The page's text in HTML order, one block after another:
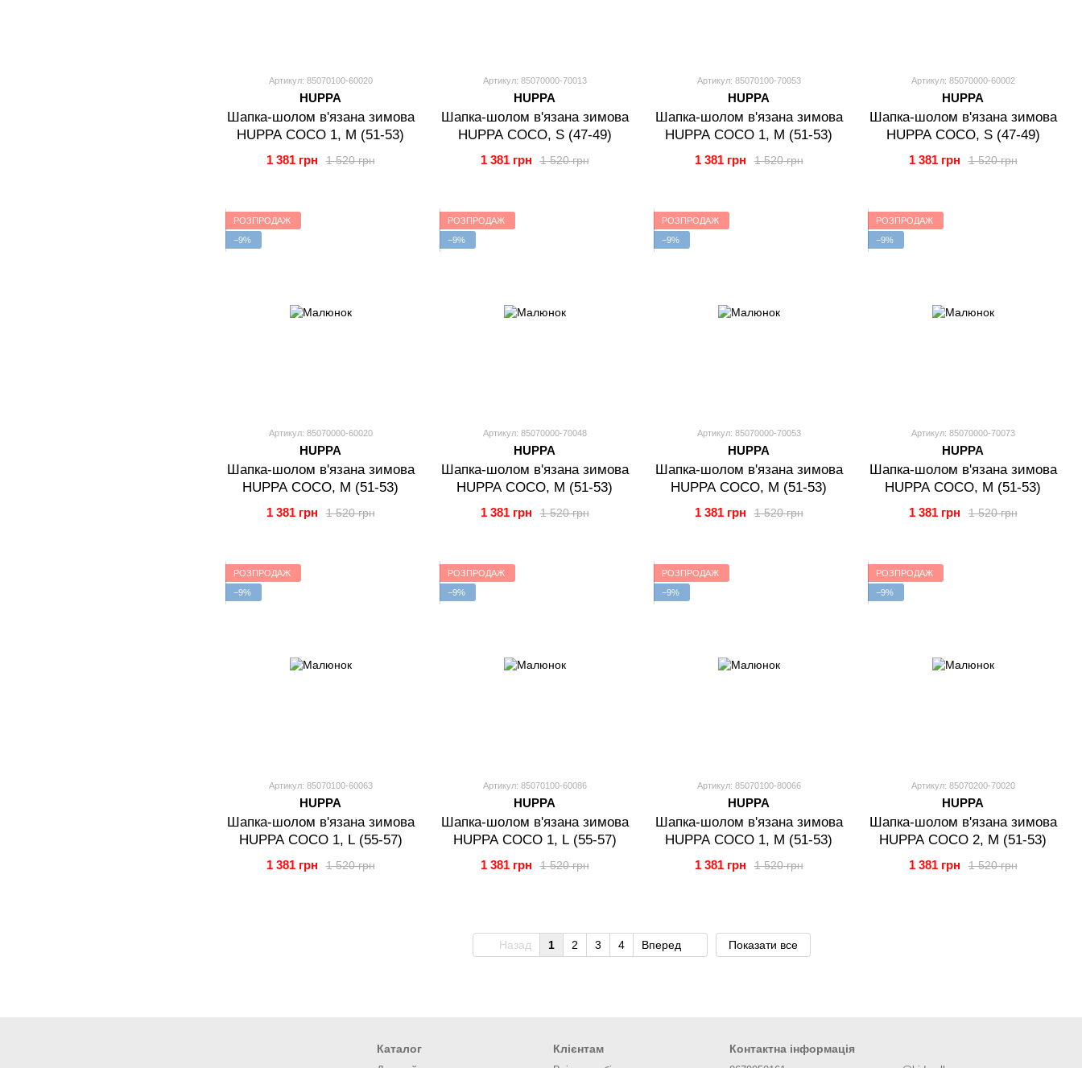
Артикул: 85070100-60020
HUPPA
Шапка-шолом в'язана зимова
HUPPA COCO 1, M (51-53)
1 520 грн
1 381 грн
Артикул: 85070000-70013
HUPPA
Шапка-шолом в'язана зимова
HUPPA COCO, S (47-49)
1 520 грн
1 381 грн
Артикул: 85070100-70053
HUPPA
Шапка-шолом в'язана зимова
HUPPA COCO 1, M (51-53)
1 520 грн
1 381 грн
Артикул: 85070000-60002
HUPPA
Шапка-шолом в'язана зимова
HUPPA COCO, S (47-49)
1 520 грн
1 381 грн
РОЗПРОДАЖ
−9%
Артикул: 85070000-60020
HUPPA
Шапка-шолом в'язана зимова
HUPPA COCO, M (51-53)
1 520 грн
1 381 грн
РОЗПРОДАЖ
−9%
Артикул: 85070000-70048
HUPPA
Шапка-шолом в'язана зимова
HUPPA COCO, M (51-53)
1 520 грн
1 381 грн
РОЗПРОДАЖ
−9%
Артикул: 85070000-70053
HUPPA
Шапка-шолом в'язана зимова
HUPPA COCO, M (51-53)
1 520 грн
1 381 грн
РОЗПРОДАЖ
−9%
Артикул: 85070000-70073
HUPPA
Шапка-шолом в'язана зимова
HUPPA COCO, M (51-53)
1 520 грн
1 381 грн
РОЗПРОДАЖ
−9%
Артикул: 85070100-60063
HUPPA
Шапка-шолом в'язана зимова
HUPPA COCO 1, L (55-57)
1 520 грн
1 381 грн
РОЗПРОДАЖ
−9%
Артикул: 85070100-60086
HUPPA
Шапка-шолом в'язана зимова
HUPPA COCO 1, L (55-57)
1 520 грн
1 381 грн
РОЗПРОДАЖ
−9%
Артикул: 85070100-80066
HUPPA
Шапка-шолом в'язана зимова
HUPPA COCO 1, M (51-53)
1 520 грн
1 381 грн
РОЗПРОДАЖ
−9%
Артикул: 85070200-70020
HUPPA
Шапка-шолом в'язана зимова
HUPPA COCO 2, M (51-53)
1 520 грн
1 381 грн
Назад 1 2 3 4 Вперед Показати все
Каталог Клієнтам Контактна інформація